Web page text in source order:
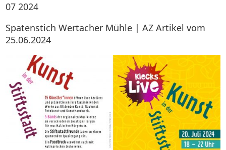
07 2024
Spatenstich Wertacher Mühle | AZ Artikel vom
25.06.2024